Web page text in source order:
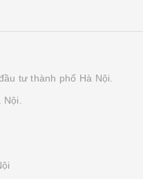
tư thành phố Hà Nội.
Nội.